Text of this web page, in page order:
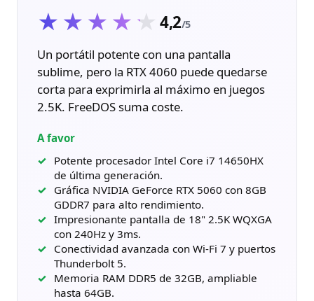
★★★★★
★★★★★4,2/5
Un portátil potente con una pantalla
sublime, pero la RTX 4060 puede quedarse
corta para exprimirla al máximo en juegos
2.5K. FreeDOS suma coste.
A favor
Potente procesador Intel Core i7 14650HX
de última generación.
Gráfica NVIDIA GeForce RTX 5060 con 8GB
GDDR7 para alto rendimiento.
Impresionante pantalla de 18" 2.5K WQXGA
con 240Hz y 3ms.
Conectividad avanzada con Wi-Fi 7 y puertos
Thunderbolt 5.
Memoria RAM DDR5 de 32GB, ampliable
hasta 64GB.